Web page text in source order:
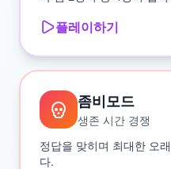
플레이하기
좀비모드
생존 시간 경쟁
정답을 맞히며 최대한 오
다.